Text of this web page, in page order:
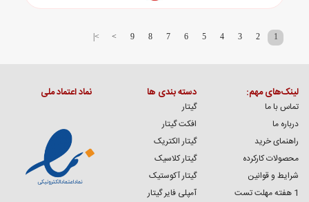
1
2
3
4
5
6
7
8
9
>
>|
لینک‌های مهم:
تماس با ما
درباره ما
راهنمای خرید
محصولات کارکرده
شرایط و قوانین
1 هفته مهلت تست
دسته بندی ها
گیتار
افکت گیتار
گیتار الکتریک
گیتار کلاسیک
گیتار آکوستیک
آمپلی فایر گیتار
نماد اعتماد ملی